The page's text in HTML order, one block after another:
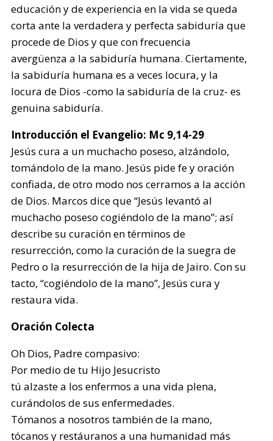
educación y de experiencia en la vida se queda
corta ante la verdadera y perfecta sabiduría que
procede de Dios y que con frecuencia
avergüenza a la sabiduría humana. Ciertamente,
la sabiduría humana es a veces locura, y la
locura de Dios -como la sabiduría de la cruz- es
genuina sabiduría.
Introducción el Evangelio: Mc 9,14-29
Jesús cura a un muchacho poseso, alzándolo,
tomándolo de la mano. Jesús pide fe y oración
confiada, de otro modo nos cerramos a la acción
de Dios. Marcos dice que “Jesús levantó al
muchacho poseso cogiéndolo de la mano”; así
describe su curación en términos de
resurrección, como la curación de la suegra de
Pedro o la resurrección de la hija de Jairo. Con su
tacto, “cogiéndolo de la mano”, Jesús cura y
restaura vida.
Oración Colecta
Oh Dios, Padre compasivo:
Por medio de tu Hijo Jesucristo
tú alzaste a los enfermos a una vida plena,
curándolos de sus enfermedades.
Tómanos a nosotros también de la mano,
tócanos y restáuranos a una humanidad más